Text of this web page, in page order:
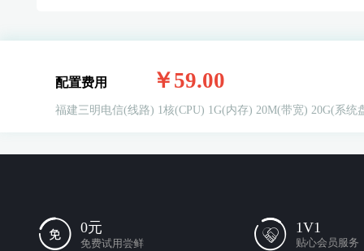
配置费用 ￥59.00
福建三明电信(线路) 1核(CPU) 1G(内存) 20M(带宽) 20G(系统
0元
免费试用尝鲜
1V1
贴心会员服务